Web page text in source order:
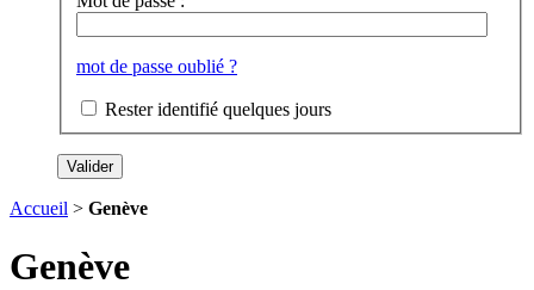
mot de passe oublié ?
Rester identifié quelques jours
Accueil > Genève
Genève